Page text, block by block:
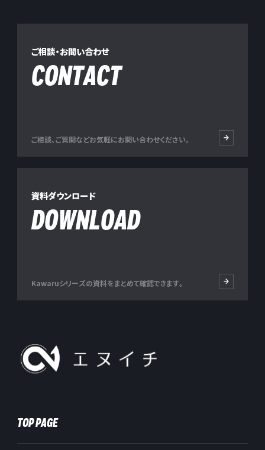
ご相談・お問い合わせ
CONTACT
ご相談、ご質問などお気軽にお問い合わせください。
資料ダウンロード
DOWNLOAD
Kawaruシリーズの資料をまとめて確認できます。
TOP PAGE